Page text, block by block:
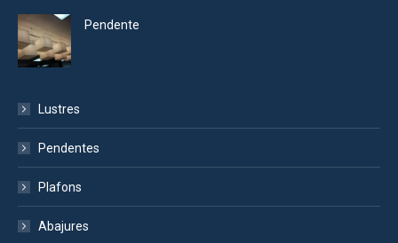
Pendente
Lustres
Pendentes
Plafons
Abajures